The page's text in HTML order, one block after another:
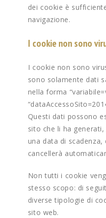
dei cookie è
navigazione.
I cookie non sono
I cookie non sono
sono solamente dati
nella forma
Questi dati possono
sito che li ha
una data di
cancellerà
Non tutti i cookie
stesso scopo: di
diverse tipologie di
sito web.